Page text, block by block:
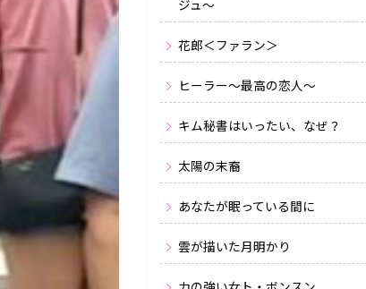
ジュ～
花郎＜ファラン＞
ヒーラー〜最高の恋人〜
キム秘書はいったい、なぜ？
太陽の末裔
あなたが眠っている間に
雲が描いた月明かり